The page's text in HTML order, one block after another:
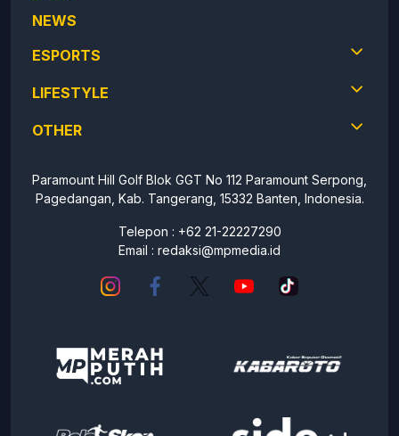
NEWS
ESPORTS
LIFESTYLE
OTHER
Paramount Hill Golf Blok GGT No 112 Paramount Serpong,
Pagedangan, Kab. Tangerang, 15332 Banten, Indonesia.
Telepon : +62 21-22227290
Email : redaksi@mpmedia.id